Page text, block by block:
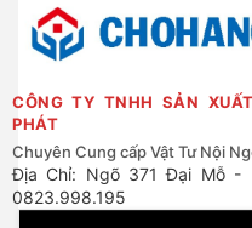
CÔNG TY TNHH SẢN
PHÁT
Chuyên Cung cấp Vật Tư Nội
Địa Chỉ: Ngõ 371 Đại Mỗ -
0823.998.195